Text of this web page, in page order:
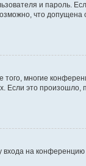
и пароль.
что допущена
того, многие
это произошло,
входа на